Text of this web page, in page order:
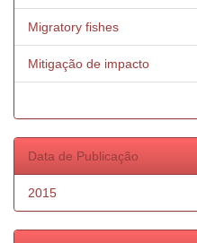
Migratory fishes
Mitigação de impacto
Data de Publicação
2015